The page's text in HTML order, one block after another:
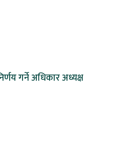
गर्ने अधिकार अध्यक्ष